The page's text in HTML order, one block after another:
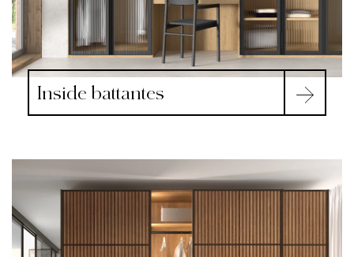
Inside battantes